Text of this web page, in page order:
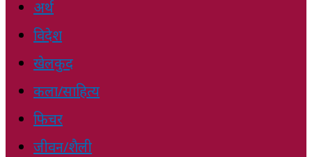
अर्थ
विदेश
खेलकुद
कला/साहित्य
फिचर
जीवन/शैली